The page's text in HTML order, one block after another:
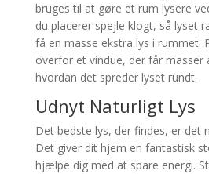
bruges til at gøre et rum lysere
du placerer spejle klogt, så lyset
få en masse ekstra lys i rummet.
overfor et vindue, der får masser
hvordan det spreder lyset rundt.
Udnyt Naturligt Lys
Det bedste lys, der findes, er det
Det giver dit hjem en fantastisk
hjælpe dig med at spare energi.